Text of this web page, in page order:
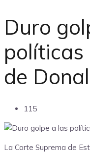
Duro
políticas
de
115
La Corte Suprema de